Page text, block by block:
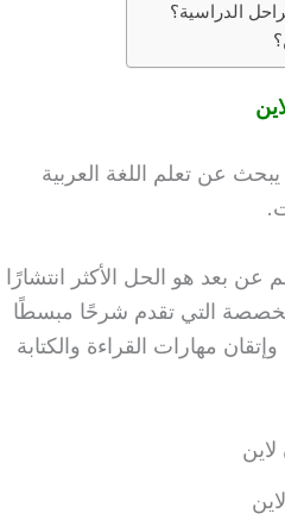
الدراسية؟
عن تعلم اللغة العربية
بعد هو الحل الأكثر انتشارًا
التي تقدم شرحًا مبسطًا
مهارات القراءة والكتابة